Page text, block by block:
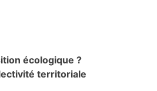
écologique ?
territoriale